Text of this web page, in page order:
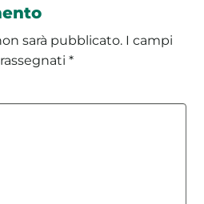
sarà pubblicato. I campi
*